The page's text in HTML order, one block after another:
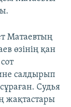
Матаевтың
өзінің қан
салдырып
Судья
жақтастары